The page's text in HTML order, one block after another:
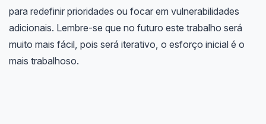
para redefinir prioridades ou focar em vulnerabilidades
adicionais. Lembre-se que no futuro este trabalho será
muito mais fácil, pois será iterativo, o esforço inicial é o
mais trabalhoso.